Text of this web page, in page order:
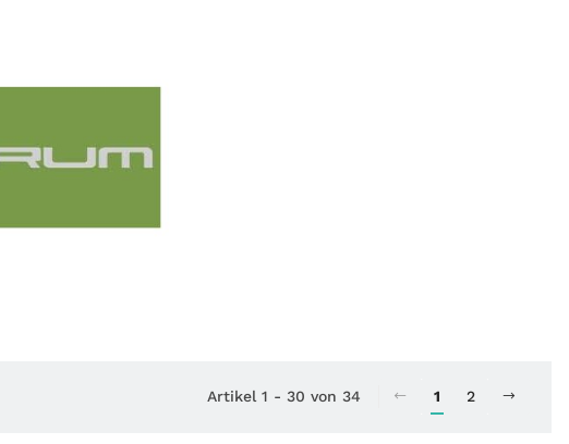
Artikel 1 - 30 von 34 1 2